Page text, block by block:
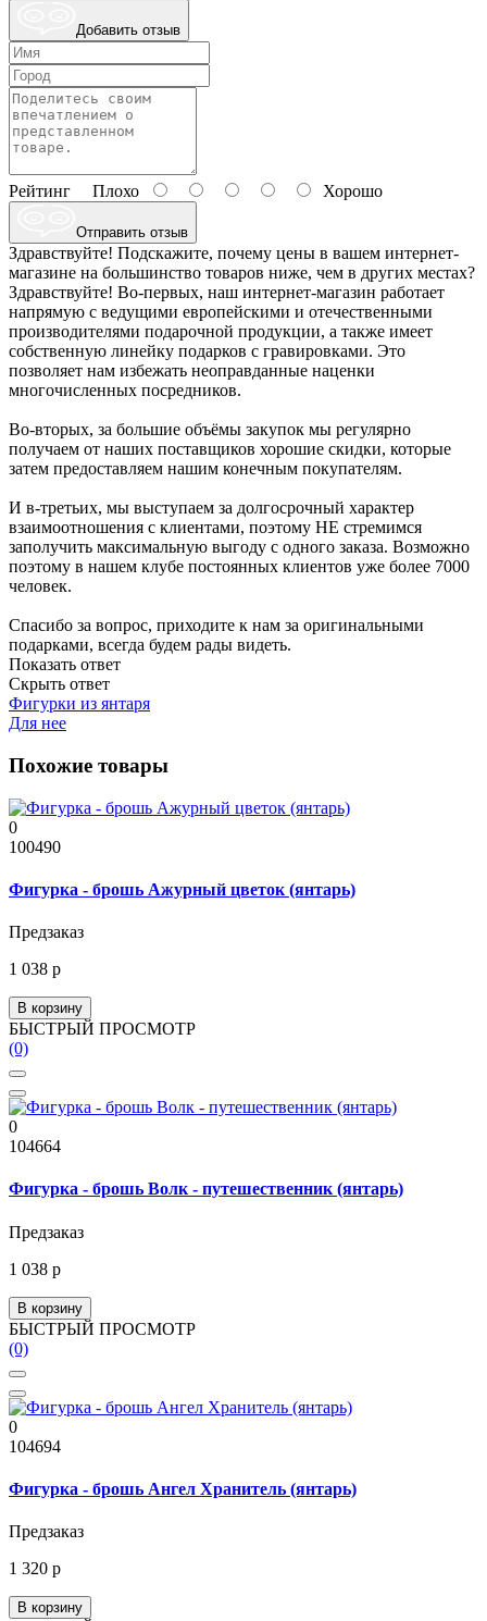
Добавить отзыв
Рейтинг Плохо Хорошо
Отправить отзыв
Здравствуйте! Подскажите, почему цены в вашем интернет-
магазине на большинство товаров ниже, чем в других местах?
Здравствуйте! Во-первых, наш интернет-магазин работает
напрямую с ведущими европейскими и отечественными
производителями подарочной продукции, а также имеет
собственную линейку подарков с гравировками. Это
позволяет нам избежать неоправданные наценки
многочисленных посредников.
Во-вторых, за большие объёмы закупок мы регулярно
получаем от наших поставщиков хорошие скидки, которые
затем предоставляем нашим конечным покупателям.
И в-третьих, мы выступаем за долгосрочный характер
взаимоотношения с клиентами, поэтому НЕ стремимся
заполучить максимальную выгоду с одного заказа. Возможно
поэтому в нашем клубе постоянных клиентов уже более 7000
человек.
Спасибо за вопрос, приходите к нам за оригинальными
подарками, всегда будем рады видеть.
Показать ответ
Скрыть ответ
Фигурки из янтаря
Для нее
Похожие товары
0
100490
Фигурка - брошь Ажурный цветок (янтарь)
Предзаказ
1 038 р
В корзину
БЫСТРЫЙ ПРОСМОТР
(0)
0
104664
Фигурка - брошь Волк - путешественник (янтарь)
Предзаказ
1 038 р
В корзину
БЫСТРЫЙ ПРОСМОТР
(0)
0
104694
Фигурка - брошь Ангел Хранитель (янтарь)
Предзаказ
1 320 р
В корзину